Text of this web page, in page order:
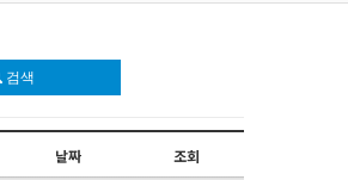
검색
날짜 조회